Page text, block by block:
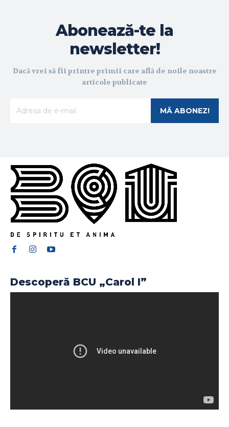
Abonează-te la
newsletter!
Dacă vrei să fii printre primii care află de noile noastre
articole publicate
MĂ ABONEZ!
Descoperă BCU „Carol I”